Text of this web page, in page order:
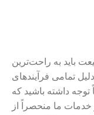
باید به راحت‌ترین
تمامی فرآیندهای
داشته باشید که
خدمات ما منحصراً از